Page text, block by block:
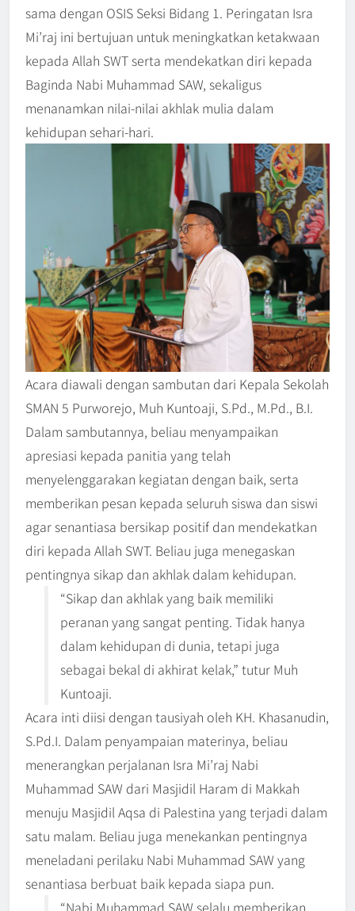
sama dengan OSIS Seksi Bidang 1. Peringatan Isra
Mi’raj ini bertujuan untuk meningkatkan ketakwaan
kepada Allah SWT serta mendekatkan diri kepada
Baginda Nabi Muhammad SAW, sekaligus
menanamkan nilai-nilai akhlak mulia dalam
kehidupan sehari-hari.
Acara diawali dengan sambutan dari Kepala Sekolah
SMAN 5 Purworejo, Muh Kuntoaji, S.Pd., M.Pd., B.I.
Dalam sambutannya, beliau menyampaikan
apresiasi kepada panitia yang telah
menyelenggarakan kegiatan dengan baik, serta
memberikan pesan kepada seluruh siswa dan siswi
agar senantiasa bersikap positif dan mendekatkan
diri kepada Allah SWT. Beliau juga menegaskan
pentingnya sikap dan akhlak dalam kehidupan.
“Sikap dan akhlak yang baik memiliki
peranan yang sangat penting. Tidak hanya
dalam kehidupan di dunia, tetapi juga
sebagai bekal di akhirat kelak,” tutur Muh
Kuntoaji.
Acara inti diisi dengan tausiyah oleh KH. Khasanudin,
S.Pd.I. Dalam penyampaian materinya, beliau
menerangkan perjalanan Isra Mi’raj Nabi
Muhammad SAW dari Masjidil Haram di Makkah
menuju Masjidil Aqsa di Palestina yang terjadi dalam
satu malam. Beliau juga menekankan pentingnya
meneladani perilaku Nabi Muhammad SAW yang
senantiasa berbuat baik kepada siapa pun.
“Nabi Muhammad SAW selalu memberikan